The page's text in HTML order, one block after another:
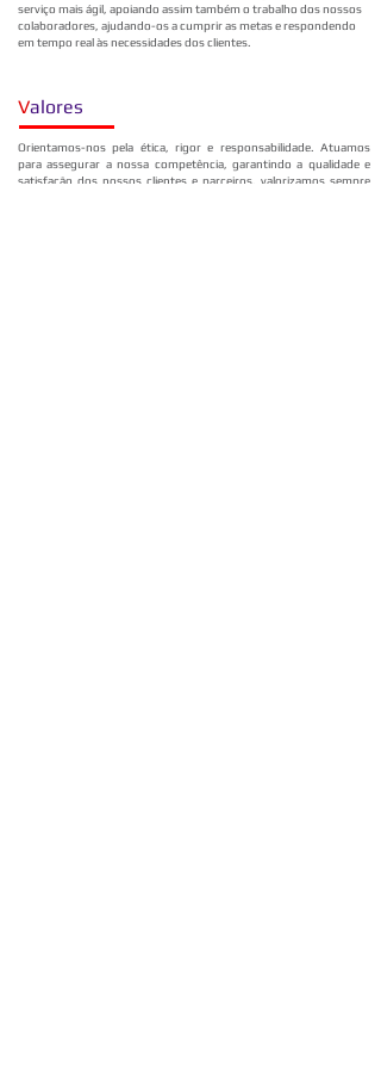
serviço mais ágil, apoiando assim também o trabalho dos nossos
colaboradores, ajudando-os a cumprir as metas e respondendo
em tempo real às necessidades dos clientes.
Valores
Orientamos-nos pela ética, rigor e responsabilidade. Atuamos
para assegurar a nossa competência, garantindo a qualidade e
satisfação dos nossos clientes e parceiros, valorizamos sempre